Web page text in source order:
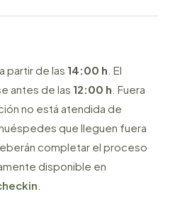
partir de las 14:00 h . El
antes de las 12:00 h . Fuera
no está atendida de
que lleguen fuera
completar el proceso
disponible en